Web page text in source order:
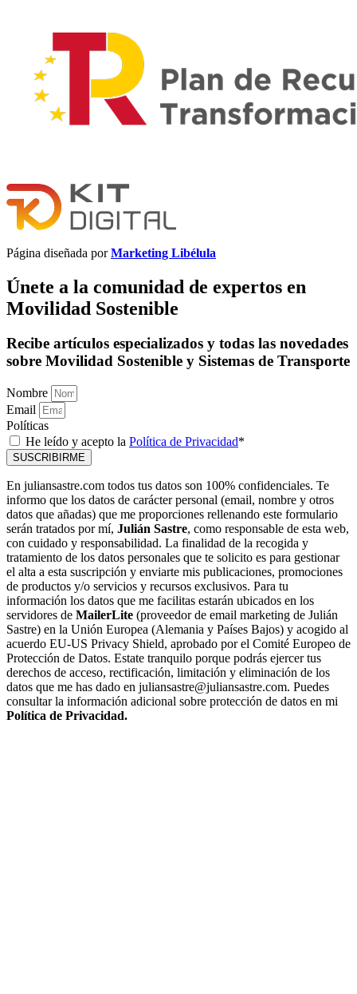
Página diseñada porMarketing Libélula
Únete a la comunidad de expertos en
Movilidad Sostenible
Recibe artículos especializados y todas las novedades
sobre Movilidad Sostenible y Sistemas de Transporte
Nombre
Email
Políticas
He leído y acepto la Política de Privacidad*
SUSCRIBIRME
En juliansastre.com todos tus datos son 100% confidenciales. Te
informo que los datos de carácter personal (email, nombre y otros
datos que añadas) que me proporciones rellenando este formulario
serán tratados por mí, Julián Sastre, como responsable de esta web,
con cuidado y responsabilidad. La finalidad de la recogida y
tratamiento de los datos personales que te solicito es para gestionar
el alta a esta suscripción y enviarte mis publicaciones, promociones
de productos y/o servicios y recursos exclusivos. Para tu
información los datos que me facilitas estarán ubicados en los
servidores de MailerLite (proveedor de email marketing de Julián
Sastre) en la Unión Europea (Alemania y Países Bajos) y acogido al
acuerdo EU-US Privacy Shield, aprobado por el Comité Europeo de
Protección de Datos. Estate tranquilo porque podrás ejercer tus
derechos de acceso, rectificación, limitación y eliminación de los
datos que me has dado en juliansastre@juliansastre.com. Puedes
consultar la información adicional sobre protección de datos en mi
Política de Privacidad.